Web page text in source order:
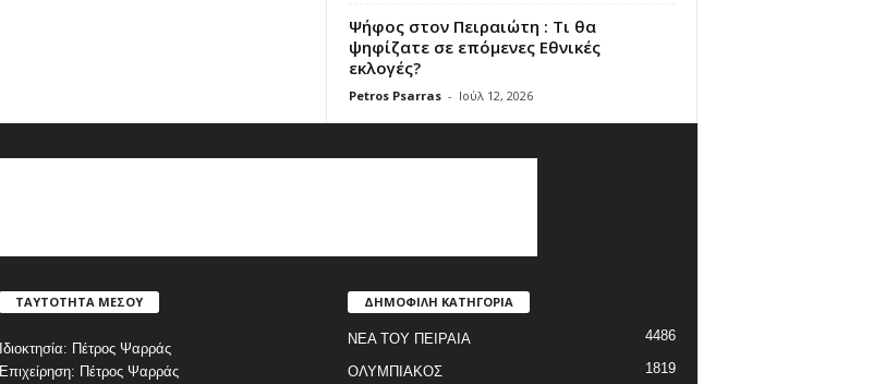
Ψήφος στον Πειραιώτη : Τι θα
ψηφίζατε σε επόμενες Εθνικές
εκλογές?
Petros Psarras - Ιούλ 12, 2026
ΤΑΥΤΟΤΗΤΑ ΜΕΣΟΥ
Ιδιοκτησία: Πέτρος Ψαρράς
Επιχείρηση: Πέτρος Ψαρράς
ΔΗΜΟΦΙΛΗ ΚΑΤΗΓΟΡΙΑ
ΝΕΑ ΤΟΥ ΠΕΙΡΑΙΑ 4486
ΟΛΥΜΠΙΑΚΟΣ 1819